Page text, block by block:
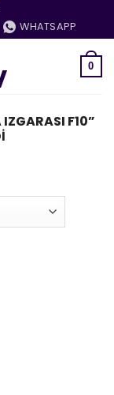
WHATSAPP
0
IZGARASI F10”